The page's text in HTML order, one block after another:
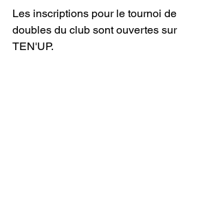
Les inscriptions pour le tournoi de
doubles du club sont ouvertes sur
TEN'UP.